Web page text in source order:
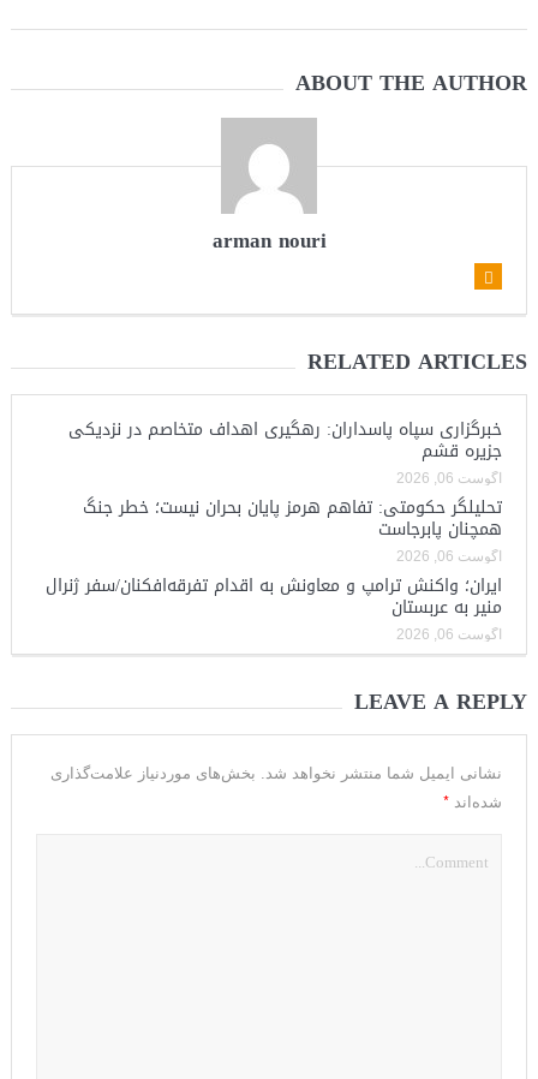
ABOUT THE AUTHOR
arman nouri
RELATED ARTICLES
خبرگزاری سپاه پاسداران: رهگیری اهداف متخاصم در نزدیکی
جزیره قشم
آگوست 06, 2026
تحلیلگر حکومتی: تفاهم هرمز پایان بحران نیست؛ خطر جنگ
همچنان پابرجاست
آگوست 06, 2026
ایران؛ واکنش ترامپ و معاونش به اقدام تفرقه‌افکنان/سفر ژنرال
منیر به عربستان
آگوست 06, 2026
LEAVE A REPLY
نشانی ایمیل شما منتشر نخواهد شد.
بخش‌های موردنیاز علامت‌گذاری
شده‌اند *